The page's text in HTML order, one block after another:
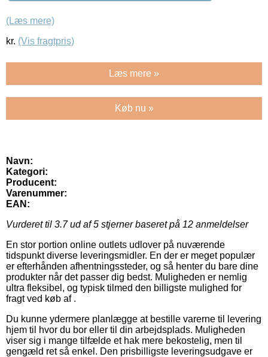
(Læs mere)
kr. (Vis fragtpris)
Læs mere »
Køb nu »
Navn:
Kategori:
Producent:
Varenummer:
EAN:
Vurderet til 3.7ud af 5 stjerner baseret på 12 anmeldelser
En stor portion online outlets udlover på nuværende
tidspunkt diverse leveringsmidler. En der er meget populær
er efterhånden afhentningssteder, og så henter du bare dine
produkter når det passer dig bedst. Muligheden er nemlig
ultra fleksibel, og typisk tilmed den billigste mulighed for
fragt ved køb af .
Du kunne ydermere planlægge at bestille varerne til levering
hjem til hvor du bor eller til din arbejdsplads. Muligheden
viser sig i mange tilfælde et hak mere bekostelig, men til
gengæld ret så enkel. Den prisbilligste leveringsudgave er